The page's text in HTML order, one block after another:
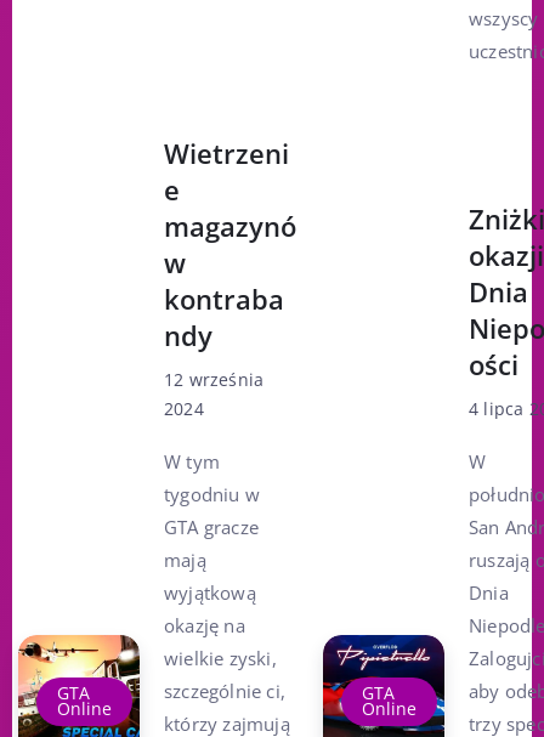
wszyscy
GTA
Online
Wietrzeni
e
magazynó
w
kontraba
ndy
12 września
2024
W tym
tygodniu w
GTA gracze
mają
wyjątkową
okazję na
wielkie zyski,
szczególnie ci,
którzy zajmują
GTA
Online
okazji
Dnia
ości
4 lipca
W
San
ruszają
Dnia
aby
trzy